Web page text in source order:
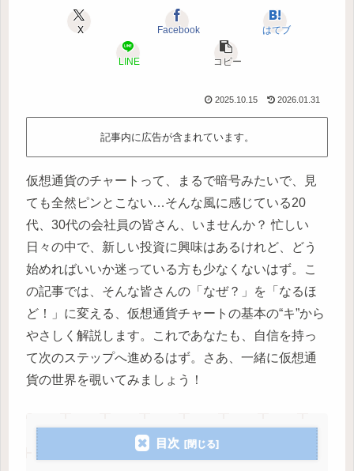
X Facebook はてブ
LINE コピー
2025.10.15 2026.01.31
記事内に広告が含まれています。
仮想通貨のチャートって、まるで暗号みたいで、見
ても全然ピンとこない…そんな風に感じている20
代、30代の会社員の皆さん、いませんか？ 忙しい
日々の中で、新しい投資に興味はあるけれど、どう
始めればいいか迷っている方も少なくないはず。こ
の記事では、そんな皆さんの「なぜ？」を「なるほ
ど！」に変える、仮想通貨チャートの基本の“キ”から
やさしく解説します。これであなたも、自信を持っ
て次のステップへ進めるはず。さあ、一緒に仮想通
貨の世界を覗いてみましょう！
目次